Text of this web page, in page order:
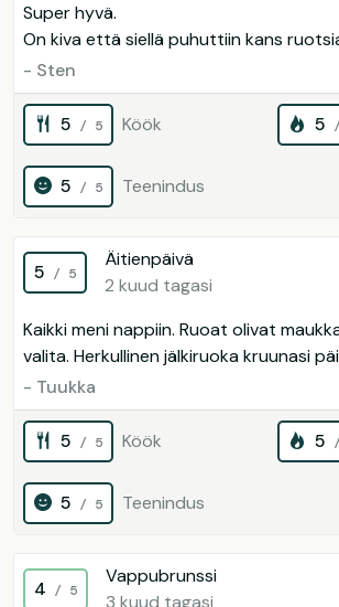
Super hyvä.
On kiva että siellä puhuttiin kans
- Sten
5 / 5 Köök 5
5 / 5 Teenindus
5 / 5
Äitienpäivä
2 kuud tagasi
Kaikki meni nappiin. Ruoat olivat
valita. Herkullinen jälkiruoka kruunasi
- Tuukka
5 / 5 Köök 5
5 / 5 Teenindus
4 / 5
Vappubrunssi
3 kuud tagasi